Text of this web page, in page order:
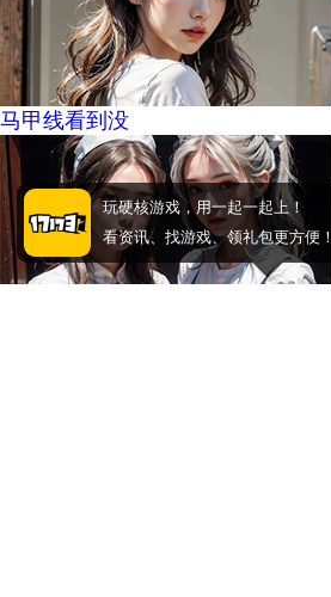
马甲线看到没
玩硬核游戏，用一起一起上！
看资讯、找游戏、领礼包更方便！